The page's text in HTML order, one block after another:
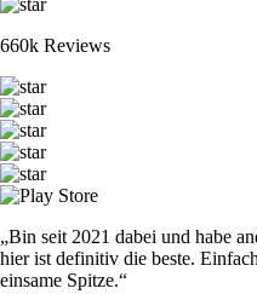
660k Reviews
„Bin seit 2021 dabei und habe
hier ist definitiv die beste.
einsame Spitze.“